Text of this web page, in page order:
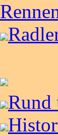
Rund